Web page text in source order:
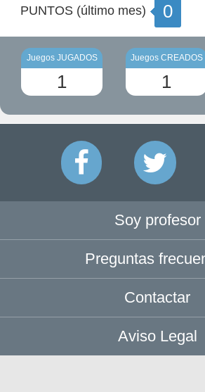
PUNTOS (último mes) 0
Juegos JUGADOS
1
Juegos CREADOS
1
Soy profesor
Preguntas
Contactar
Aviso Legal